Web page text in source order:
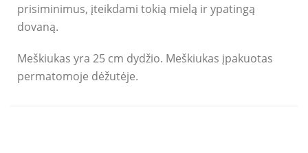
prisiminimus, įteikdami tokią mielą ir ypatingą
dovaną.
Meškiukas yra 25 cm dydžio. Meškiukas įpakuotas
permatomoje dėžutėje.